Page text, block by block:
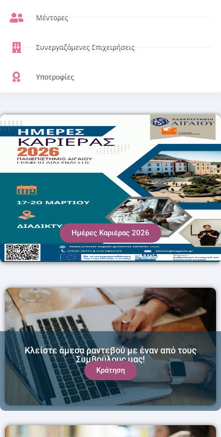
Μέντορες
Συνεργαζόμενες Επιχειρήσεις
Υποτροφίες
Ημέρες Καριέρας 2026
Κράτηση
Κλείστε άμεσα ραντεβού με έναν από τους
Συμβούλους μας!